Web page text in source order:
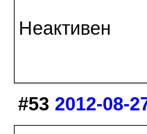
Неактивен
#53 2012-08-